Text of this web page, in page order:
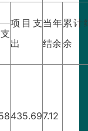
项目支
出
当年
结余
累计
余
435.697.12